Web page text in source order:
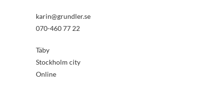
karin@grundler.se
070-460 77 22
Täby
Stockholm city
Online